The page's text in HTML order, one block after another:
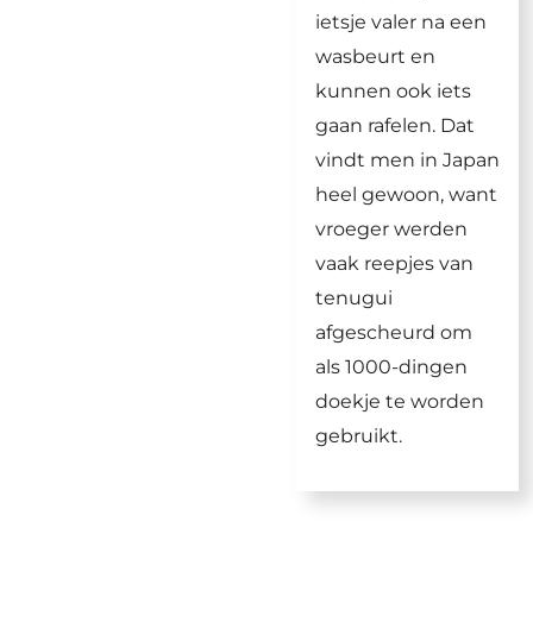
ietsje valer na een
wasbeurt en
kunnen ook iets
gaan rafelen. Dat
vindt men in Japan
heel gewoon, want
vroeger werden
vaak reepjes van
tenugui
afgescheurd om
als 1000-dingen
doekje te worden
gebruikt.